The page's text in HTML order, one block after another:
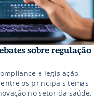
sobre regulação
e legislação
os principais temas
no setor da saúde.